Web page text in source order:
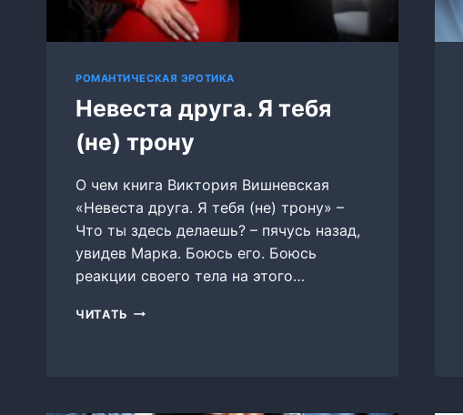
РОМАНТИЧЕСКАЯ ЭРОТИКА
Невеста друга. Я тебя
(не) трону
О чем книга Виктория Вишневская
«Невеста друга. Я тебя (не) трону» –
Что ты здесь делаешь? – пячусь назад,
увидев Марка. Боюсь его. Боюсь
реакции своего тела на этого…
ЧИТАТЬ НЕВЕСТА